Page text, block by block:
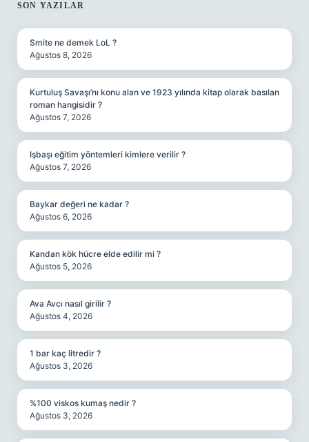
SIDEBAR
SON YAZILAR
Smite ne demek LoL ?
Ağustos 8, 2026
Kurtuluş Savaşı’nı konu alan ve 1923 yılında kitap olarak basılan
roman hangisidir ?
Ağustos 7, 2026
Işbaşı eğitim yöntemleri kimlere verilir ?
Ağustos 7, 2026
Baykar değeri ne kadar ?
Ağustos 6, 2026
Kandan kök hücre elde edilir mi ?
Ağustos 5, 2026
Ava Avcı nasıl girilir ?
Ağustos 4, 2026
1 bar kaç litredir ?
Ağustos 3, 2026
%100 viskos kumaş nedir ?
Ağustos 3, 2026